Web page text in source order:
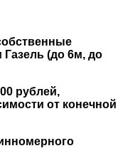
Газель (до 6м, до
рублей,
от конечной